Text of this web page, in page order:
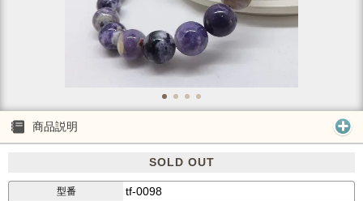
商品説明
SOLD OUT
型番 tf-0098